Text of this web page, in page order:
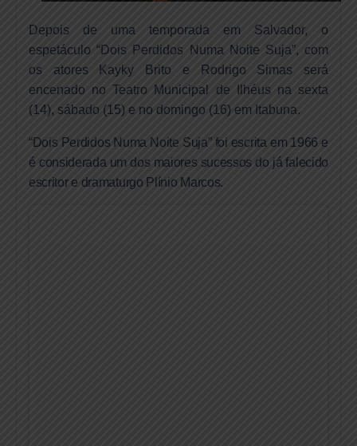
Depois de uma temporada em Salvador, o
espetáculo “Dois Perdidos Numa Noite Suja”, com
os atores Kayky Brito e Rodrigo Simas será
encenado no Teatro Municipal de Ilhéus na sexta
(14), sábado (15) e no domingo (16) em Itabuna.
“Dois Perdidos Numa Noite Suja” foi escrita em 1966 e
é considerada um dos maiores sucessos do já falecido
escritor e dramaturgo Plínio Marcos.